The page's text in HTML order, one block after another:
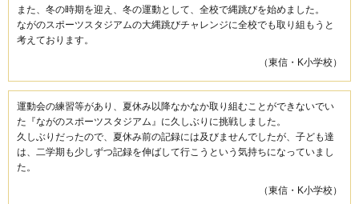
また、冬の時期を迎え、冬の運動として、全校で縄跳びを始めました。
ながのスポーツスタジアムの大縄跳びチャレンジに全校でも取り組もうと
考えております。
（東信・K小学校）
運動会の練習等があり、夏休み以降なかなか取り組むことができないでい
た『ながのスポーツスタジアム』に久しぶりに挑戦しました。
久しぶりだったので、夏休み前の記録には及びませんでしたが、子ども達
は、二学期も少しずつ記録を伸ばして行こうという気持ちになっていまし
た。
（東信・K小学校）